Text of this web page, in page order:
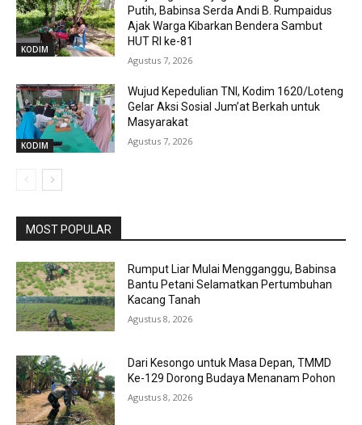
KODIM
Putih, Babinsa Serda Andi B. Rumpaidus
Ajak Warga Kibarkan Bendera Sambut
HUT RI ke-81
Agustus 7, 2026
KODIM
Wujud Kepedulian TNI, Kodim 1620/Loteng
Gelar Aksi Sosial Jum’at Berkah untuk
Masyarakat
Agustus 7, 2026
MOST POPULAR
Rumput Liar Mulai Mengganggu, Babinsa
Bantu Petani Selamatkan Pertumbuhan
Kacang Tanah
Agustus 8, 2026
Dari Kesongo untuk Masa Depan, TMMD
Ke-129 Dorong Budaya Menanam Pohon
Agustus 8, 2026